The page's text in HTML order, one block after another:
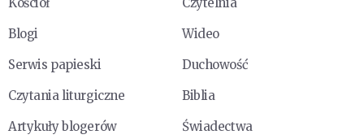
Blogi
Wideo
Serwis papieski
Duchowość
Czytania liturgiczne
Biblia
Artykuły blogerów
Świadectwa